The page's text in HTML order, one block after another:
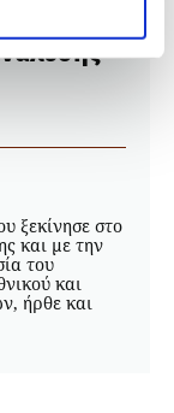
ξεκίνησε στο
και με την
του
και
ήρθε και